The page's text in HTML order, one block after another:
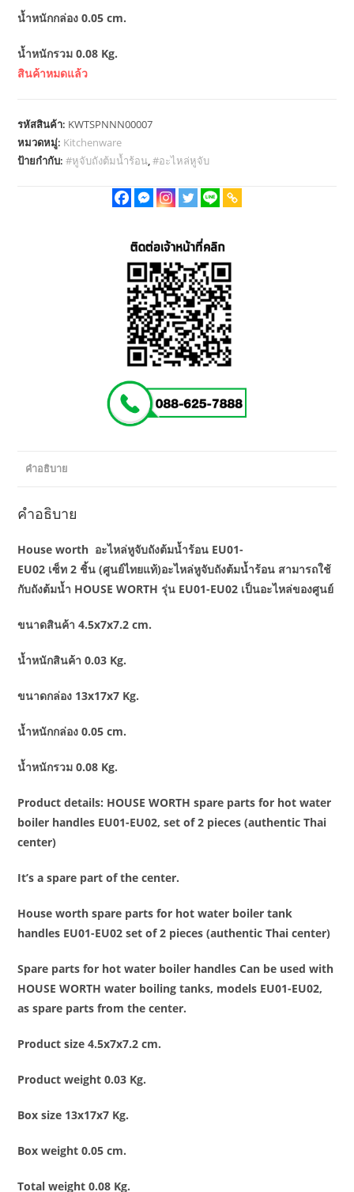
น้ำหนักกล่อง 0.05 cm.
น้ำหนักรวม 0.08 Kg.
สินค้าหมดแล้ว
รหัสสินค้า: KWTSPNNN00007
หมวดหมู่: Kitchenware
ป้ายกำกับ:#หูจับถังต้มน้ำร้อน,#อะไหล่หูจับ
คำอธิบาย
คำอธิบาย
House worth อะไหล่หูจับถังต้มน้ำร้อน EU01-
EU02 เซ็ท 2 ชิ้น (ศูนย์ไทยแท้)อะไหล่หูจับถังต้มน้ำร้อน สามารถใช้
กับถังต้มน้ำ HOUSE WORTH รุ่น EU01-EU02 เป็นอะไหล่ของศูนย์
ขนาดสินค้า 4.5x7x7.2 cm.
น้ำหนักสินค้า 0.03 Kg.
ขนาดกล่อง 13x17x7 Kg.
น้ำหนักกล่อง 0.05 cm.
น้ำหนักรวม 0.08 Kg.
Product details: HOUSE WORTH spare parts for hot water
boiler handles EU01-EU02, set of 2 pieces (authentic Thai
center)
It’s a spare part of the center.
House worth spare parts for hot water boiler tank
handles EU01-EU02 set of 2 pieces (authentic Thai center)
Spare parts for hot water boiler handles Can be used with
HOUSE WORTH water boiling tanks, models EU01-EU02,
as spare parts from the center.
Product size 4.5x7x7.2 cm.
Product weight 0.03 Kg.
Box size 13x17x7 Kg.
Box weight 0.05 cm.
Total weight 0.08 Kg.